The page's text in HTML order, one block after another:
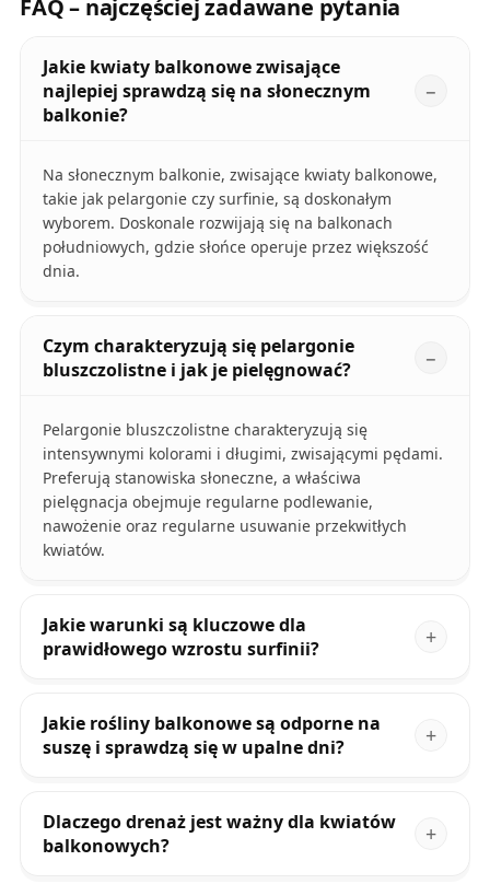
FAQ – najczęściej zadawane pytania
Jakie kwiaty balkonowe zwisające
najlepiej sprawdzą się na słonecznym
balkonie?
Na słonecznym balkonie, zwisające kwiaty balkonowe,
takie jak pelargonie czy surfinie, są doskonałym
wyborem. Doskonale rozwijają się na balkonach
południowych, gdzie słońce operuje przez większość
dnia.
Czym charakteryzują się pelargonie
bluszczolistne i jak je pielęgnować?
Pelargonie bluszczolistne charakteryzują się
intensywnymi kolorami i długimi, zwisającymi pędami.
Preferują stanowiska słoneczne, a właściwa
pielęgnacja obejmuje regularne podlewanie,
nawożenie oraz regularne usuwanie przekwitłych
kwiatów.
Jakie warunki są kluczowe dla
prawidłowego wzrostu surfinii?
Jakie rośliny balkonowe są odporne na
suszę i sprawdzą się w upalne dni?
Dlaczego drenaż jest ważny dla kwiatów
balkonowych?